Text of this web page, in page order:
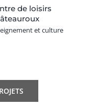
Enseignement et
culture
de loisirs
et culture